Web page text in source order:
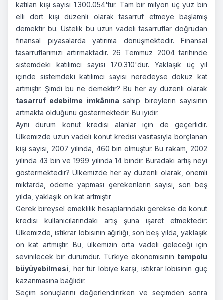
katılan kişi sayısı 1.300.054'tür. Tam bir milyon üç yüz bin
elli dört kişi düzenli olarak tasarruf etmeye başlamış
demektir bu. Üstelik bu uzun vadeli tasarruflar doğrudan
finansal piyasalarda yatırıma dönüşmektedir. Finansal
tasarruflarımızı artırmaktadır. 26 Temmuz 2004 tarihinde
sistemdeki katılımcı sayısı 170.310'dur. Yaklaşık üç yıl
içinde sistemdeki katılımcı sayısı neredeyse dokuz kat
artmıştır. Şimdi bu ne demektir? Bu her ay düzenli olarak
tasarruf edebilme imkânınasahip bireylerin sayısının
artmakta olduğunu göstermektedir. Bu iyidir.
Aynı durum konut kredisi alanlar için de geçerlidir.
Ülkemizde uzun vadeli konut kredisi vasıtasıyla borçlanan
kişi sayısı, 2007 yılında, 460 bin olmuştur. Bu rakam, 2002
yılında 43 bin ve 1999 yılında 14 bindir. Buradaki artış neyi
göstermektedir? Ülkemizde her ay düzenli olarak, önemli
miktarda, ödeme yapması gerekenlerin sayısı, son beş
yılda, yaklaşık on kat artmıştır.
Gerek bireysel emeklilik hesaplarındaki gerekse de konut
kredisi kullanıcılarındaki artış şuna işaret etmektedir:
Ülkemizde, istikrar lobisinin ağırlığı, son beş yılda, yaklaşık
on kat artmıştır. Bu, ülkemizin orta vadeli geleceği için
sevinilecek bir durumdur. Türkiye ekonomisinin tempolu
büyüyebilmesi , her tür lobiye karşı, istikrar lobisinin güç
kazanmasına bağlıdır.
Seçim sonuçlarını değerlendirirken ve seçimden sonra